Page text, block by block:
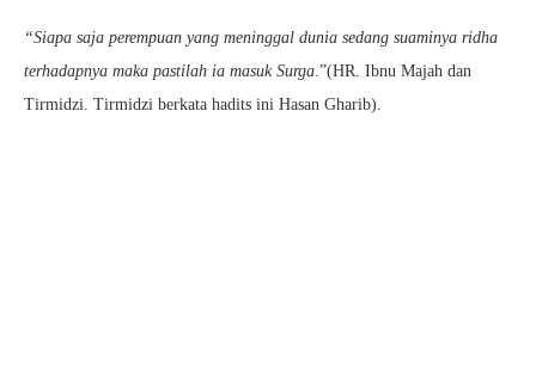
“Siapa saja perempuan yang meninggal dunia sedang suaminya ridha
terhadapnya maka pastilah ia masuk Surga.”(HR. Ibnu Majah dan
Tirmidzi. Tirmidzi berkata hadits ini Hasan Gharib).